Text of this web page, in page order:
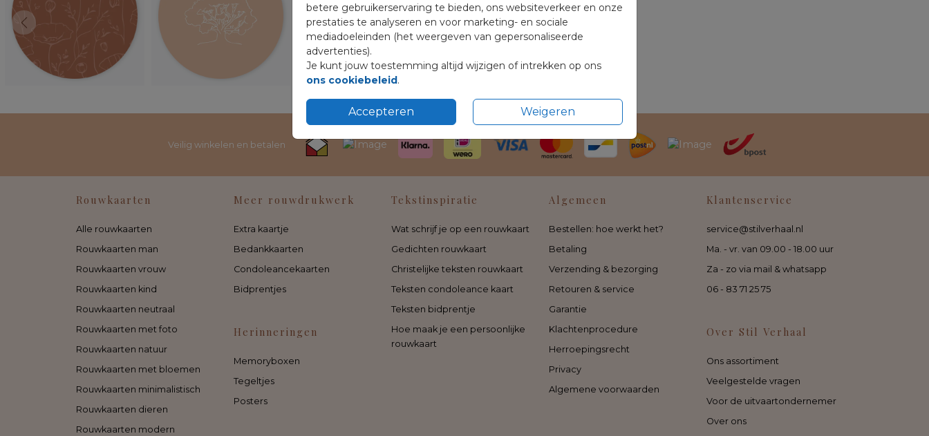
betere gebruikerservaring te bieden, ons websiteverkeer en onze
prestaties te analyseren en voor marketing- en sociale
mediadoeleinden (het weergeven van gepersonaliseerde
advertenties).
Je kunt jouw toestemming altijd wijzigen of intrekken op ons
ons cookiebeleid.
Accepteren Weigeren
Veilig winkelen en betalen
Rouwkaarten
Alle rouwkaarten
Rouwkaarten man
Rouwkaarten vrouw
Rouwkaarten kind
Rouwkaarten neutraal
Rouwkaarten met foto
Rouwkaarten natuur
Rouwkaarten met bloemen
Rouwkaarten minimalistisch
Rouwkaarten dieren
Rouwkaarten modern
Meer rouwdrukwerk
Extra kaartje
Bedankkaarten
Condoleancekaarten
Bidprentjes
Herinneringen
Memoryboxen
Tegeltjes
Posters
Tekstinspiratie
Wat schrijf je op een rouwkaart
Gedichten rouwkaart
Christelijke teksten rouwkaart
Teksten condoleance kaart
Teksten bidprentje
Hoe maak je een persoonlijke
rouwkaart
Algemeen
Bestellen: hoe werkt het?
Betaling
Verzending & bezorging
Retouren & service
Garantie
Klachtenprocedure
Herroepingsrecht
Privacy
Algemene voorwaarden
Klantenservice
service@stilverhaal.nl
Ma. - vr. van 09.00 - 18.00 uur
Za - zo via mail & whatsapp
06 - 83 71 25 75
Over Stil Verhaal
Ons assortiment
Veelgestelde vragen
Voor de uitvaartondernemer
Over ons